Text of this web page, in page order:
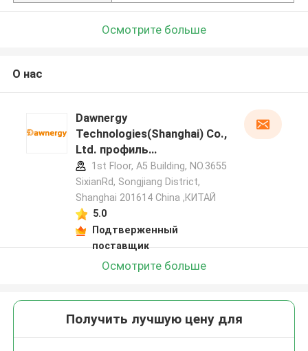
Осмотрите больше
О нас
Dawnergy
Technologies(Shanghai) Co.,
Ltd. профиль
производителя
1st Floor, A5 Building, NO.3655
SixianRd, Songjiang District,
Shanghai 201614 China ,КИТАЙ
5.0
Подтверженный
поставщик
Осмотрите больше
Получить лучшую цену для